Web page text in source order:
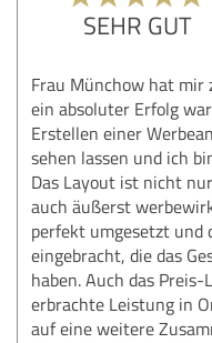
SEHR GUT
Frau Münchow hat mir
ein absoluter Erfolg
Erstellen einer
sehen lassen und ich
Das Layout ist nicht
auch äußerst
perfekt umgesetzt und
eingebracht, die das
haben. Auch das
erbrachte Leistung in
auf eine weitere